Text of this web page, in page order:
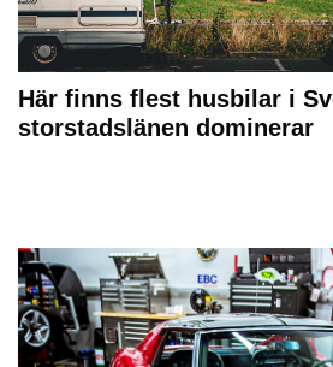
Här finns flest husbilar i
storstadslänen dominerar